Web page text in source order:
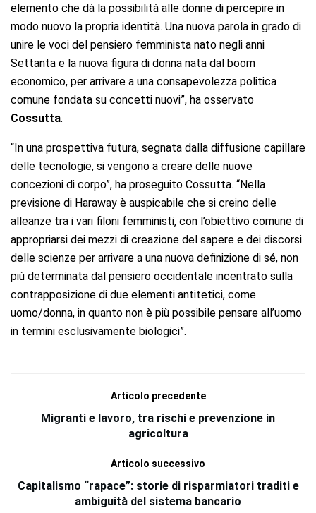
elemento che dà la possibilità alle donne di percepire in
modo nuovo la propria identità. Una nuova parola in grado di
unire le voci del pensiero femminista nato negli anni
Settanta e la nuova figura di donna nata dal boom
economico, per arrivare a una consapevolezza politica
comune fondata su concetti nuovi”, ha osservato
Cossutta.
“In una prospettiva futura, segnata dalla diffusione capillare
delle tecnologie, si vengono a creare delle nuove
concezioni di corpo”, ha proseguito Cossutta. “Nella
previsione di Haraway è auspicabile che si creino delle
alleanze tra i vari filoni femministi, con l’obiettivo comune di
appropriarsi dei mezzi di creazione del sapere e dei discorsi
delle scienze per arrivare a una nuova definizione di sé, non
più determinata dal pensiero occidentale incentrato sulla
contrapposizione di due elementi antitetici, come
uomo/donna, in quanto non è più possibile pensare all’uomo
in termini esclusivamente biologici”.
Articolo precedente
Migranti e lavoro, tra rischi e prevenzione in
agricoltura
Articolo successivo
Capitalismo “rapace”: storie di risparmiatori traditi e
ambiguità del sistema bancario